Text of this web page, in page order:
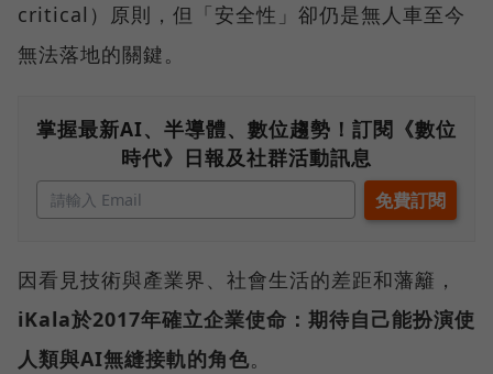
critical）原則，但「安全性」卻仍是無人車至今
無法落地的關鍵。
掌握最新AI、半導體、數位趨勢！訂閱《數位
時代》日報及社群活動訊息
因看見技術與產業界、社會生活的差距和藩籬，
iKala於2017年確立企業使命：期待自己能扮演使
人類與AI無縫接軌的角色。